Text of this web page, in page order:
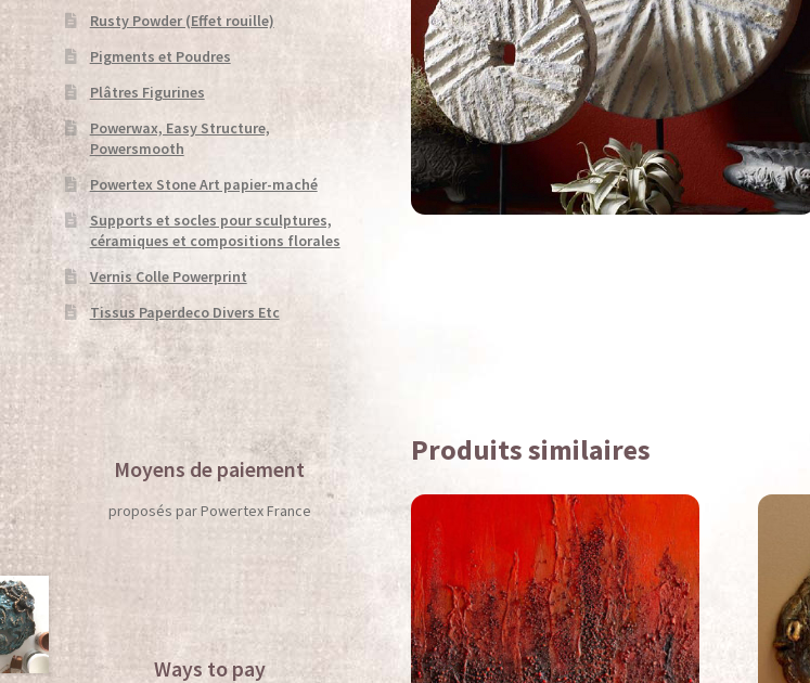
Produits similaires
Rusty Powder (Effet rouille)
Pigments et Poudres
Plâtres Figurines
Powerwax, Easy Structure,
Powersmooth
Powertex Stone Art papier-maché
Supports et socles pour sculptures,
céramiques et compositions florales
Vernis Colle Powerprint
Tissus Paperdeco Divers Etc
Moyens de paiement
proposés par Powertex France
Ways to pay